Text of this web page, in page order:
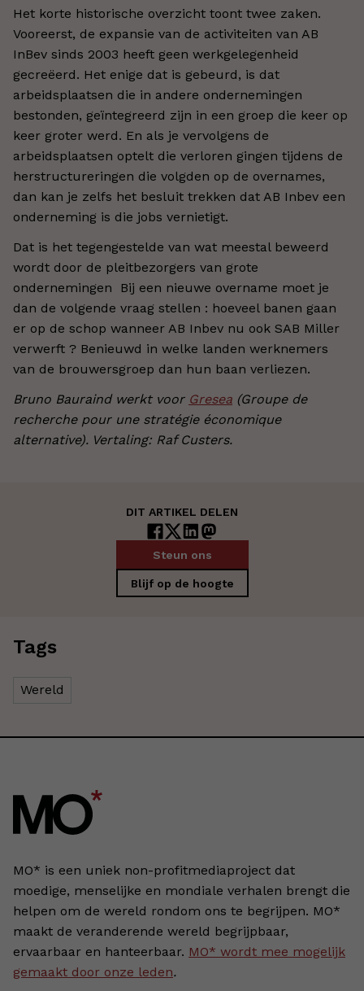
Het korte historische overzicht toont twee zaken.
Vooreerst, de expansie van de activiteiten van AB
InBev sinds 2003 heeft geen werkgelegenheid
gecreëerd. Het enige dat is gebeurd, is dat
arbeidsplaatsen die in andere ondernemingen
bestonden, geïntegreerd zijn in een groep die keer op
keer groter werd. En als je vervolgens de
arbeidsplaatsen optelt die verloren gingen tijdens de
herstructureringen die volgden op de overnames,
dan kan je zelfs het besluit trekken dat AB Inbev een
onderneming is die jobs vernietigt.
Dat is het tegengestelde van wat meestal beweerd
wordt door de pleitbezorgers van grote
ondernemingen Bij een nieuwe overname moet je
dan de volgende vraag stellen : hoeveel banen gaan
er op de schop wanneer AB Inbev nu ook SAB Miller
verwerft ? Benieuwd in welke landen werknemers
van de brouwersgroep dan hun baan verliezen.
Bruno Bauraind werkt voor Gresea (Groupe de
recherche pour une stratégie économique
alternative). Vertaling: Raf Custers.
DIT ARTIKEL DELEN
Steun ons
Blijf op de hoogte
Tags
Wereld
MO* is een uniek non-profitmediaproject dat
moedige, menselijke en mondiale verhalen brengt die
helpen om de wereld rondom ons te begrijpen. MO*
maakt de veranderende wereld begrijpbaar,
ervaarbaar en hanteerbaar. MO* wordt mee mogelijk
gemaakt door onze leden.